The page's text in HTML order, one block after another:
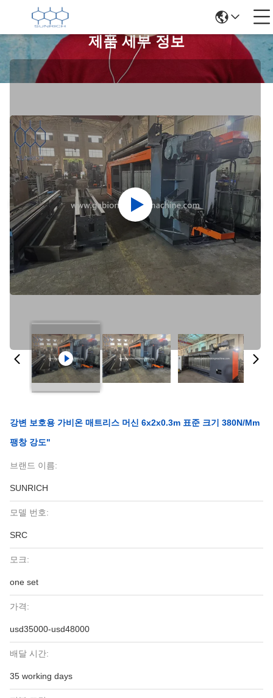
제품 세부 정보
강변 보호용 가비온 매트리스 머신 6x2x0.3m 표준 크기 380N/mm
팽창 강도"
브랜드 이름:
SUNRICH
모델 번호:
SRC
모크:
one set
가격:
usd35000-usd48000
배달 시간:
35 working days